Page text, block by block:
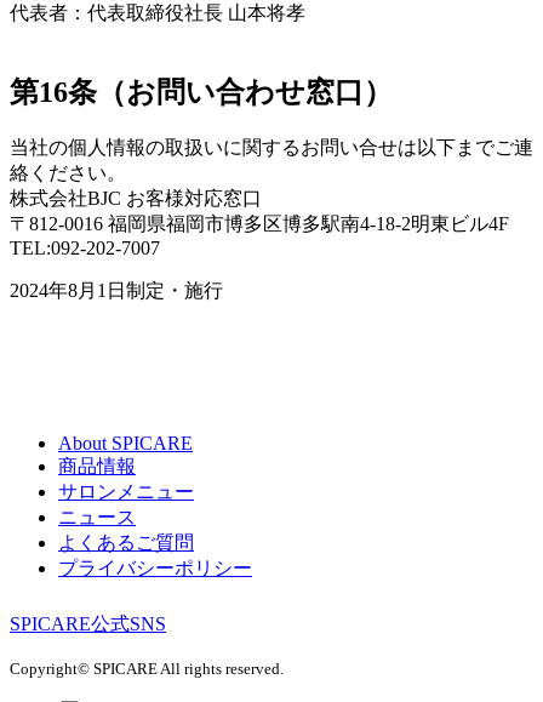
代表者：代表取締役社長 山本将孝
第16条（お問い合わせ窓口）
当社の個人情報の取扱いに関するお問い合せは以下までご連
絡ください。
株式会社BJC お客様対応窓口
〒812-0016 福岡県福岡市博多区博多駅南4-18-2明東ビル4F
TEL:092-202-7007
2024年8月1日制定・施行
About SPICARE
商品情報
サロンメニュー
ニュース
よくあるご質問
プライバシーポリシー
SPICARE公式SNS
Copyright© SPICARE All rights reserved.